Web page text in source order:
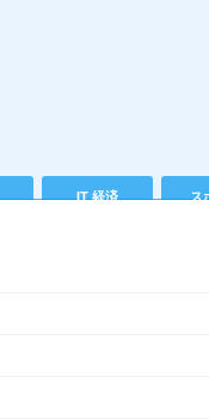
IT 経済 ス